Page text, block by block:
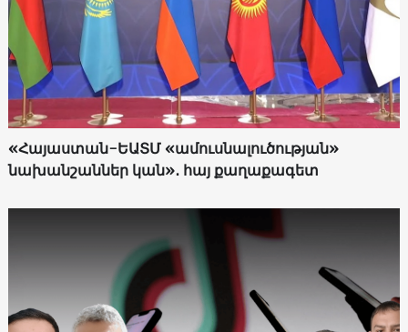
«Հայաստան-ԵԱՏՄ «ամուսնալուծության»
նախանշաններ կան»․ հայ քաղաքագետ